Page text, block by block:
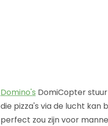
Domino's DomiCopter
die pizza's via de lucht kan
perfect zou zijn voor